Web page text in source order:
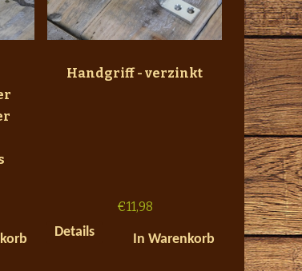
Handgriff - verzinkt
€11,98
Details
In Warenkorb